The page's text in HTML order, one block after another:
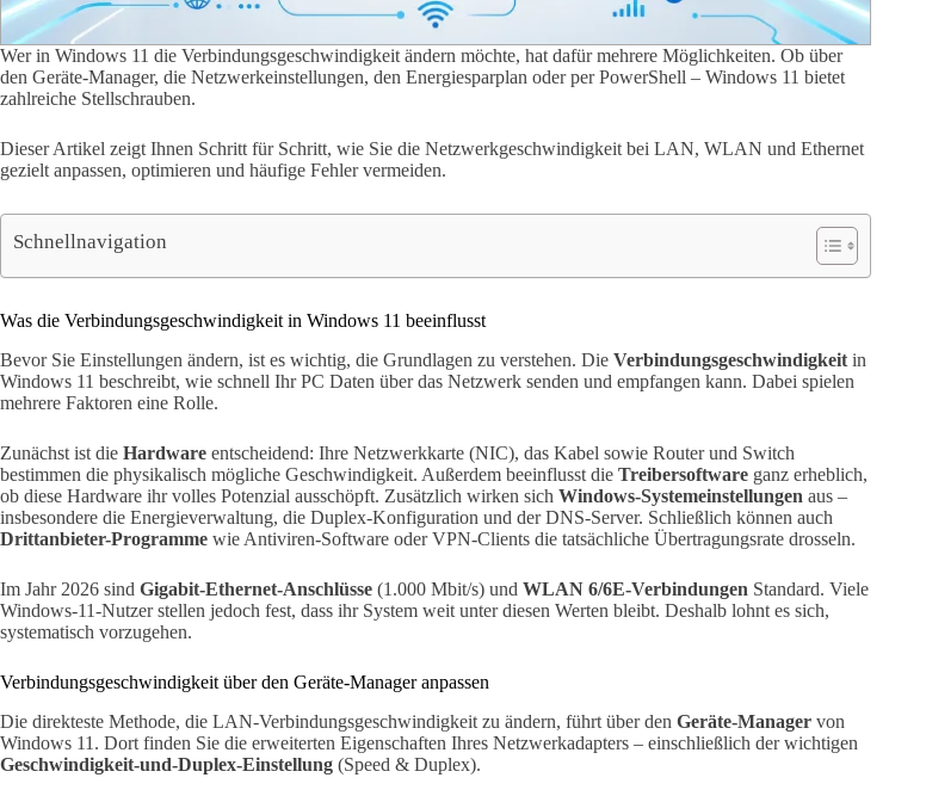
Wer in Windows 11 die Verbindungsgeschwindigkeit ändern möchte, hat dafür mehrere Möglichkeiten. Ob über
den Geräte-Manager, die Netzwerkeinstellungen, den Energiesparplan oder per PowerShell – Windows 11 bietet
zahlreiche Stellschrauben.
Dieser Artikel zeigt Ihnen Schritt für Schritt, wie Sie die Netzwerkgeschwindigkeit bei LAN, WLAN und Ethernet
gezielt anpassen, optimieren und häufige Fehler vermeiden.
Schnellnavigation
Was die Verbindungsgeschwindigkeit in Windows 11 beeinflusst
Bevor Sie Einstellungen ändern, ist es wichtig, die Grundlagen zu verstehen. Die Verbindungsgeschwindigkeit in
Windows 11 beschreibt, wie schnell Ihr PC Daten über das Netzwerk senden und empfangen kann. Dabei spielen
mehrere Faktoren eine Rolle.
Zunächst ist die Hardware entscheidend: Ihre Netzwerkkarte (NIC), das Kabel sowie Router und Switch
bestimmen die physikalisch mögliche Geschwindigkeit. Außerdem beeinflusst die Treibersoftware ganz erheblich,
ob diese Hardware ihr volles Potenzial ausschöpft. Zusätzlich wirken sich Windows-Systemeinstellungen aus –
insbesondere die Energieverwaltung, die Duplex-Konfiguration und der DNS-Server. Schließlich können auch
Drittanbieter-Programme wie Antiviren-Software oder VPN-Clients die tatsächliche Übertragungsrate drosseln.
Im Jahr 2026 sind Gigabit-Ethernet-Anschlüsse (1.000 Mbit/s) und WLAN 6/6E-Verbindungen Standard. Viele
Windows-11-Nutzer stellen jedoch fest, dass ihr System weit unter diesen Werten bleibt. Deshalb lohnt es sich,
systematisch vorzugehen.
Verbindungsgeschwindigkeit über den Geräte-Manager anpassen
Die direkteste Methode, die LAN-Verbindungsgeschwindigkeit zu ändern, führt über den Geräte-Manager von
Windows 11. Dort finden Sie die erweiterten Eigenschaften Ihres Netzwerkadapters – einschließlich der wichtigen
Geschwindigkeit-und-Duplex-Einstellung (Speed & Duplex).